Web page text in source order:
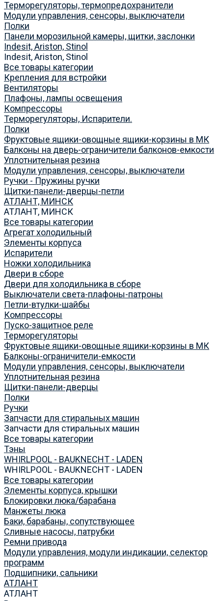
Терморегуляторы, термопредохранители
Модули управления, сенсоры, выключатели
Полки
Панели морозильной камеры, щитки, заслонки
Indesit, Ariston, Stinol
Indesit, Ariston, Stinol
Все товары категории
Крепления для встройки
Вентиляторы
Плафоны, лампы освещения
Компрессоры
Терморегуляторы, Испарители.
Полки
Фруктовые ящики-овощные ящики-корзины в МК
Балконы на дверь-ограничители балконов-емкости
Уплотнительная резина
Модули управления, сенсоры, выключатели
Ручки - Пружины ручки
Щитки-панели-дверцы-петли
АТЛАНТ, МИНСК
АТЛАНТ, МИНСК
Все товары категории
Агрегат холодильный
Элементы корпуса
Испарители
Ножки холодильника
Двери в сборе
Двери для холодильника в сборе
Выключатели света-плафоны-патроны
Петли-втулки-шайбы
Компрессоры
Пуско-защитное реле
Терморегуляторы
Фруктовые ящики-овощные ящики-корзины в МК
Балконы-ограничители-емкости
Модули управления, сенсоры, выключатели
Уплотнительная резина
Щитки-панели-дверцы
Полки
Ручки
Запчасти для стиральных машин
Запчасти для стиральных машин
Все товары категории
Тэны
WHIRLPOOL - BAUKNECHT - LADEN
WHIRLPOOL - BAUKNECHT - LADEN
Все товары категории
Элементы корпуса, крышки
Блокировки люка/барабана
Манжеты люка
Баки, барабаны, сопутствующее
Сливные насосы, патрубки
Ремни привода
Модули управления, модули индикации, селектор
программ
Подшипники, сальники
АТЛАНТ
АТЛАНТ